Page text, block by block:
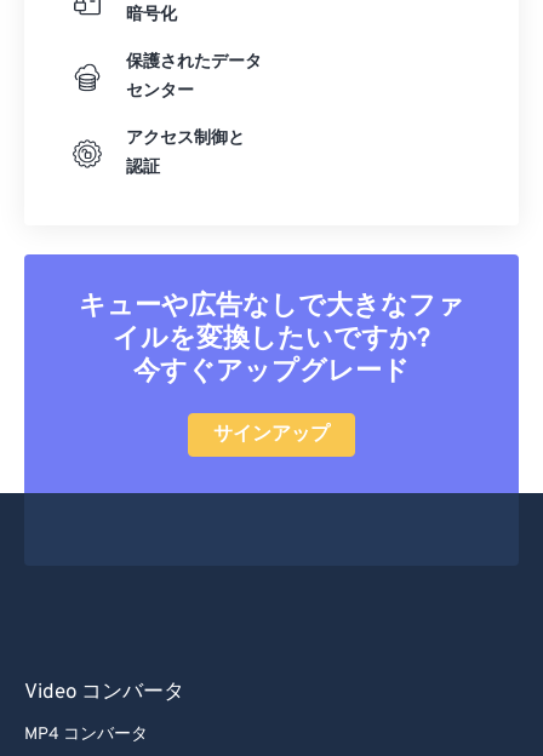
暗号化
保護されたデータ
センター
アクセス制御と
認証
キューや広告なしで大きなファ
イルを変換したいですか?
今すぐアップグレード
サインアップ
Video コンバータ
MP4 コンバータ